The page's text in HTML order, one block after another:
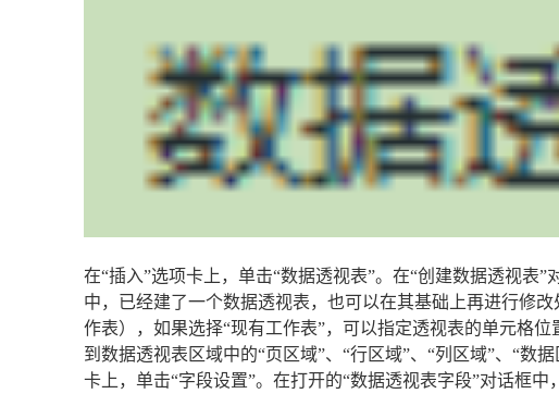
在“插入”选项卡上，单击“数据透视表”。在“创建数据透视表
中，已经建了一个数据透视表，也可以在其基础上再进行修
作表），如果选择“现有工作表”，可以指定透视表的单元格位
到数据透视表区域中的“页区域”、“行区域”、“列区域”、“数
卡上，单击“字段设置”。在打开的“数据透视表字段”对话框